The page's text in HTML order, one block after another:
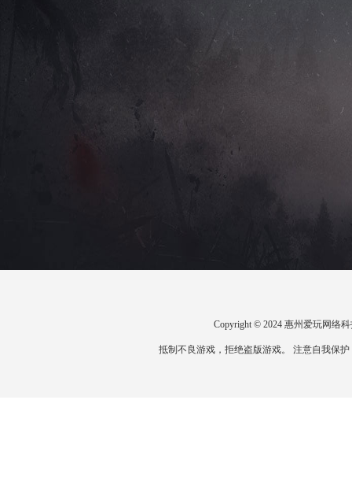
Copyright © 2024 惠州爱玩网络
抵制不良游戏，拒绝盗版游戏。 注意自我保